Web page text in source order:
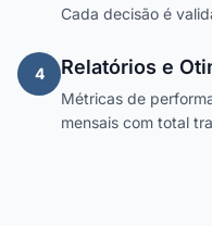
Cada decisão é
4 Relatórios e
Métricas de
mensais com total